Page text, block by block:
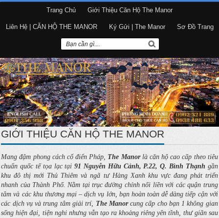
Trang Chủ Giới Thiệu Căn Hộ The Manor
Liên Hệ | CĂN HỘ THE MANOR Ký Gửi | The Manor Sơ Đồ Trang
GIỚI THIỆU CĂN HỘ THE MANOR
Mang đậm phong cách cổ điển Pháp, The Manorlà căn hộ cao cấp theo tiêu
chuẩn quốc tế tọa lạc tại91 Nguyễn Hữu Cảnh, P.22, Q. Bình Thạnh gần
khu đô thị mới Thủ Thiêm và ngã tư Hàng Xanh khu vực đang phát triển
nhanh của Thành Phố. Nằm tại trục đường chính nối liền với các quận trung
tâm và các khu thương mại – dịch vụ lớn, bạn hoàn toàn dễ dàng tiếp cận với
các dịch vụ và trung tâm giải trí, The Manorcung cấp cho bạn 1 không gian
sống hiện đại, tiện nghi nhưng vẫn tạo ra khoảng riêng yên tĩnh, thư giãn sau